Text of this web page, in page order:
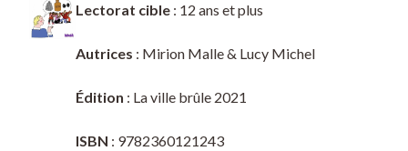
Lectorat cible: 12 ans et plus
Autrices : Mirion Malle & Lucy Michel
Édition : La ville brûle 2021
ISBN : 9782360121243